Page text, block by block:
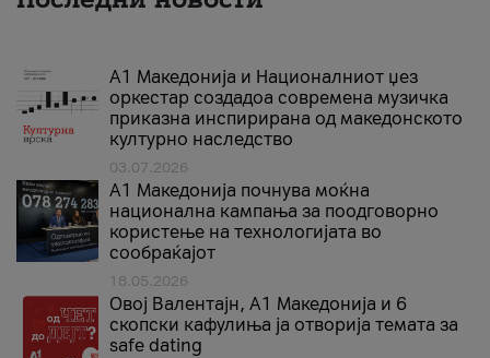
А1 Македонија и Националниот џез
оркестар создадоа современа музичка
приказна инспирирана од македонското
културно наследство
03.07.2026
A1 Македонија почнува моќна
национална кампања за поодговорно
користење на технологијата во
сообраќајот
18.05.2026
Овој Валентајн, A1 Македонија и 6
скопски кафулиња ја отворија темата за
safe dating